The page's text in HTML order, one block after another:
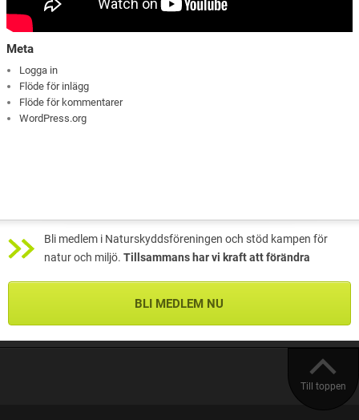
Meta
Logga in
Flöde för inlägg
Flöde för kommentarer
WordPress.org
Bli medlem i Naturskyddsföreningen och stöd kampen för
natur och miljö. Tillsammans har vi kraft att förändra
BLI MEDLEM NU
Till toppen